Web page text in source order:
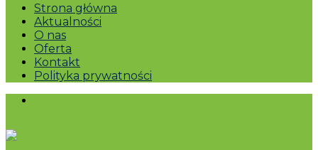
Strona główna
Aktualności
O nas
Oferta
Kontakt
Polityka prywatności